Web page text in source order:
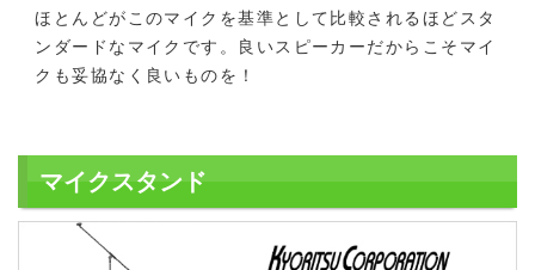
ほとんどがこのマイクを基準として比較されるほどスタ
ンダードなマイクです。良いスピーカーだからこそマイ
クも妥協なく良いものを！
マイクスタンド